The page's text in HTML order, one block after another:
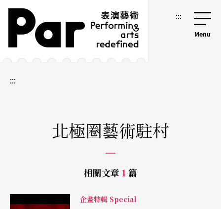
跳到主要內容區塊
網站導覽 :::
:::
北極圈藝術駐村
相關文章 1 篇
企畫特輯 Special